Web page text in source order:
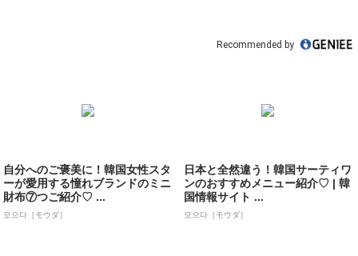
Recommended by
自分へのご褒美に！韓国女性スタ
ーが愛用する憧れブランドのミニ
財布⑦つご紹介♡ ...
모으다［モウダ］
日本と全然違う！韓国サーティワ
ンのおすすめメニュー紹介♡ | 韓
国情報サイト ...
모으다［モウダ］